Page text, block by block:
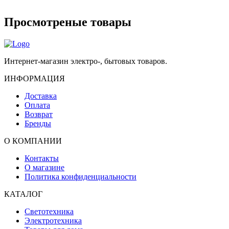
Просмотреные товары
Интернет-магазин электро-, бытовых товаров.
ИНФОРМАЦИЯ
Доставка
Оплата
Возврат
Бренды
О КОМПАНИИ
Контакты
О магазине
Политика конфиденциальности
КАТАЛОГ
Светотехника
Электротехника